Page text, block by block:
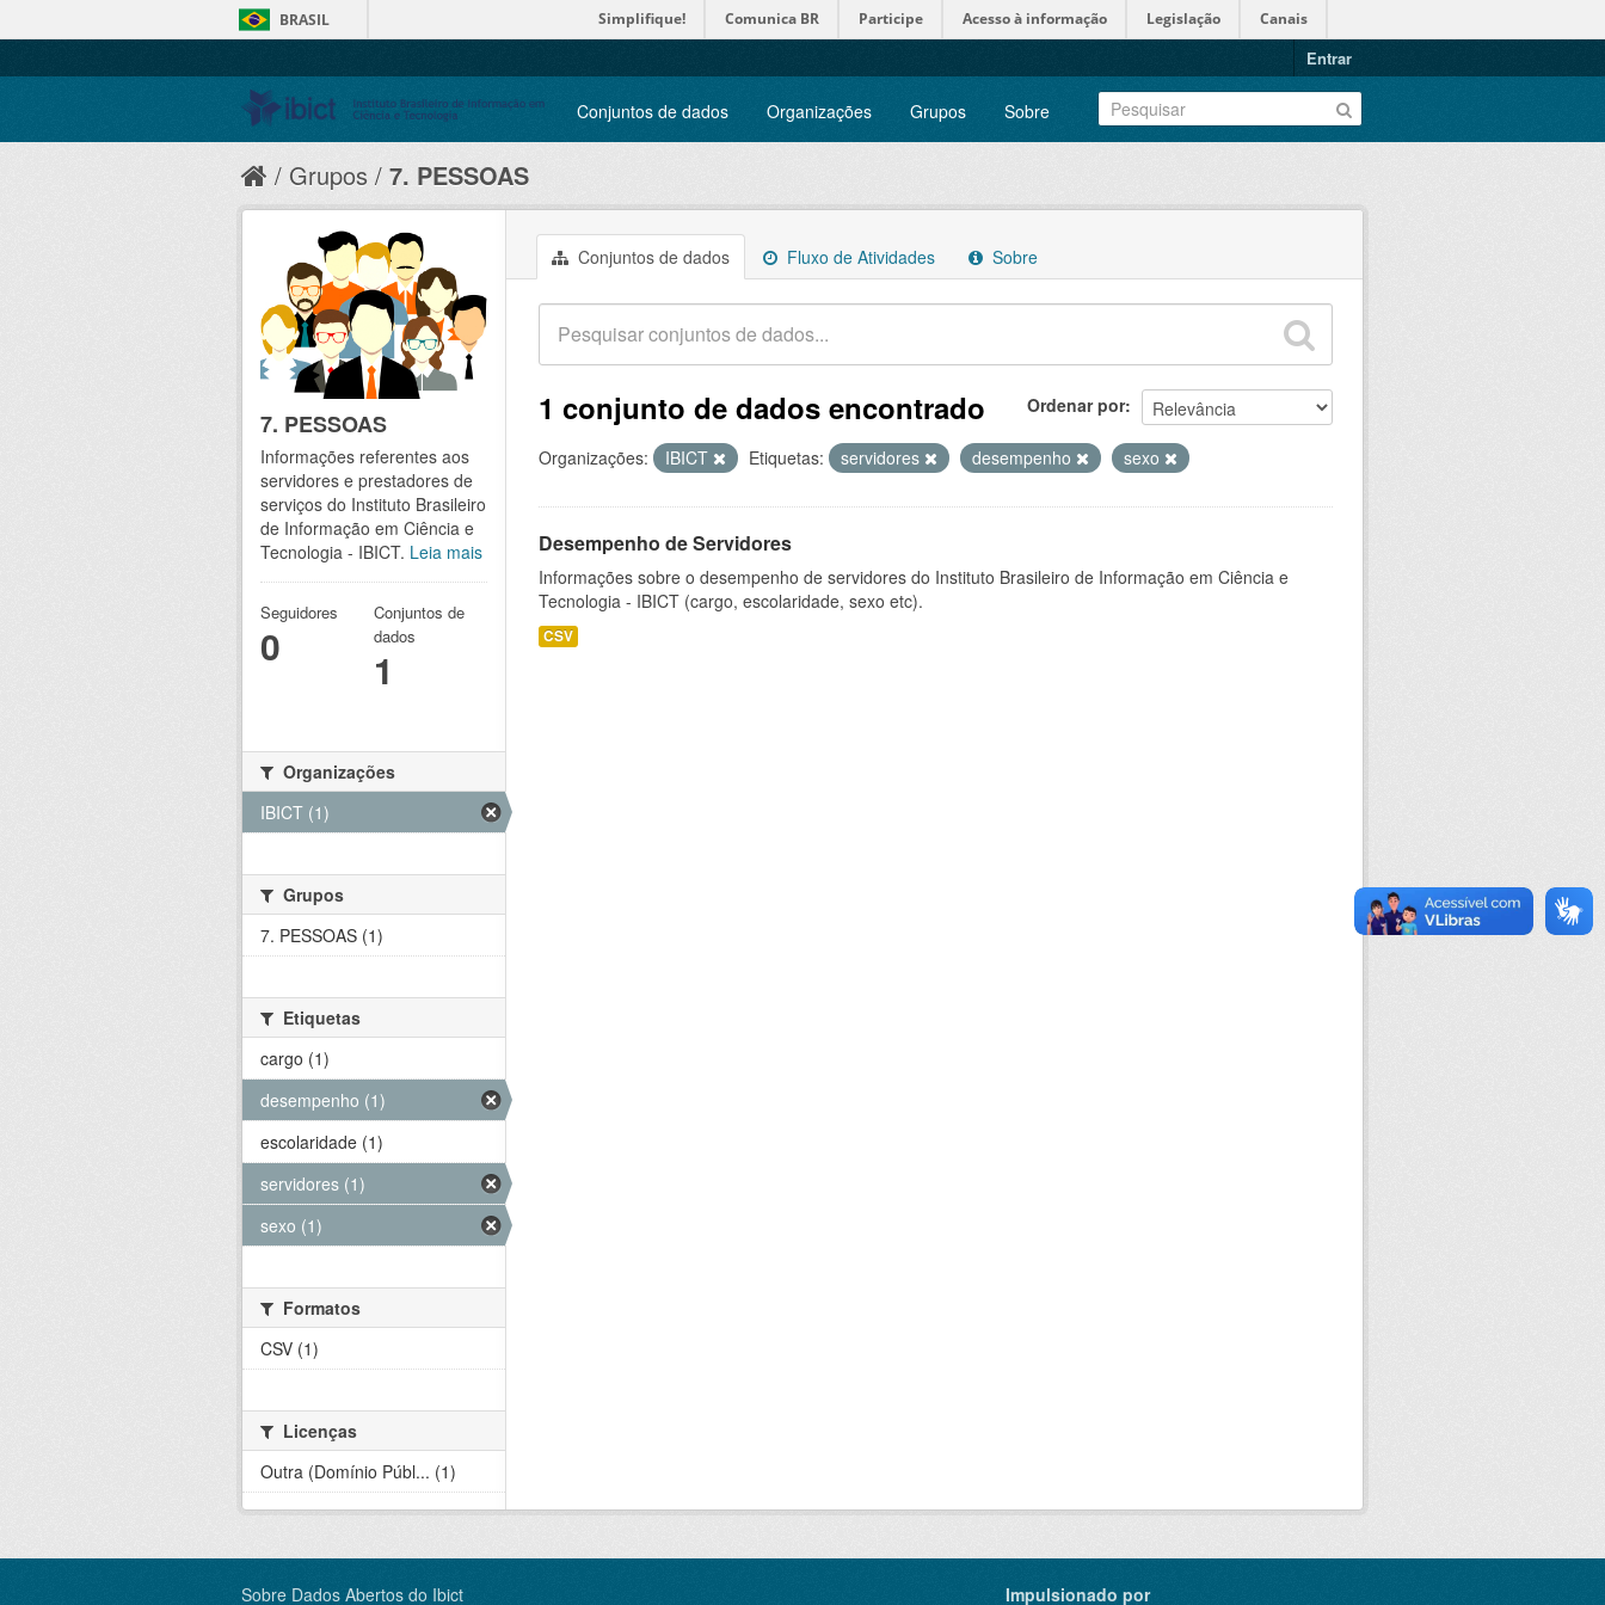
BRASIL Simplifique! Comunica BR Participe Acesso à informação Legislação Canais
Entrar
Conjuntos de dados Organizações Grupos Sobre
Grupos 7. PESSOAS
Conjuntos de dados Fluxo de Atividades Sobre
Ordenar por
1 conjunto de dados encontrado
Organizações: IBICT Etiquetas: servidores desempenho sexo
Desempenho de Servidores
Informações sobre o desempenho de servidores do Instituto Brasileiro de Informação em Ciência e
Tecnologia - IBICT (cargo, escolaridade, sexo etc).
CSV
7. PESSOAS
Informações referentes aos
servidores e prestadores de
serviços do Instituto Brasileiro
de Informação em Ciência e
Tecnologia - IBICT. Leia mais
Seguidores
0
Conjuntos de
dados
1
Organizações
IBICT (1)
Grupos
7. PESSOAS (1)
Etiquetas
cargo (1)
desempenho (1)
escolaridade (1)
servidores (1)
sexo (1)
Formatos
CSV (1)
Licenças
Outra (Domínio Públ... (1)
Sobre Dados Abertos do Ibict Impulsionado por